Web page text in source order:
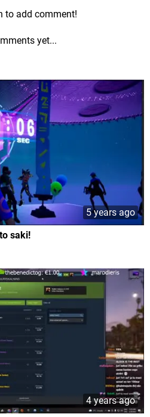
to add comment!
yet...
5 years ago
saki!
4 years ago